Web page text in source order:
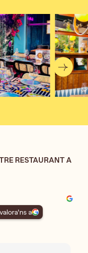
RESTAURANT A
valora'ns a